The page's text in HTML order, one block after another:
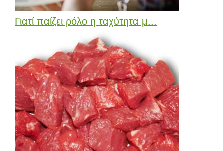
Γιατί παίζει ρόλο η ταχύτητα μ...